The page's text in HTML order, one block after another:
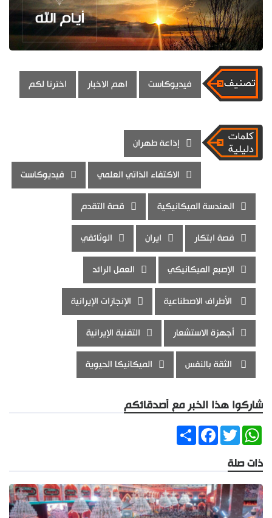
فيديوكاست اهم الاخبار اخترنا لكم
إذاعة طهران
الاكتفاء الذاتي العلمي فيديوكاست
الهندسة الميكانيكية قصة التقدم
قصة ابتكار ايران الوثائقي
الإصبع الميكانيكي العمل الرائد
الأطراف الاصطناعية الإنجازات الإيرانية
أجهزة الاستشعار التقنية الإيرانية
الثقة بالنفس الميكانيكا الحيوية
شاركوا هذا الخبر مع أصدقائكم
ShareFacebookTwitter
WhatsApp
ذات صلة